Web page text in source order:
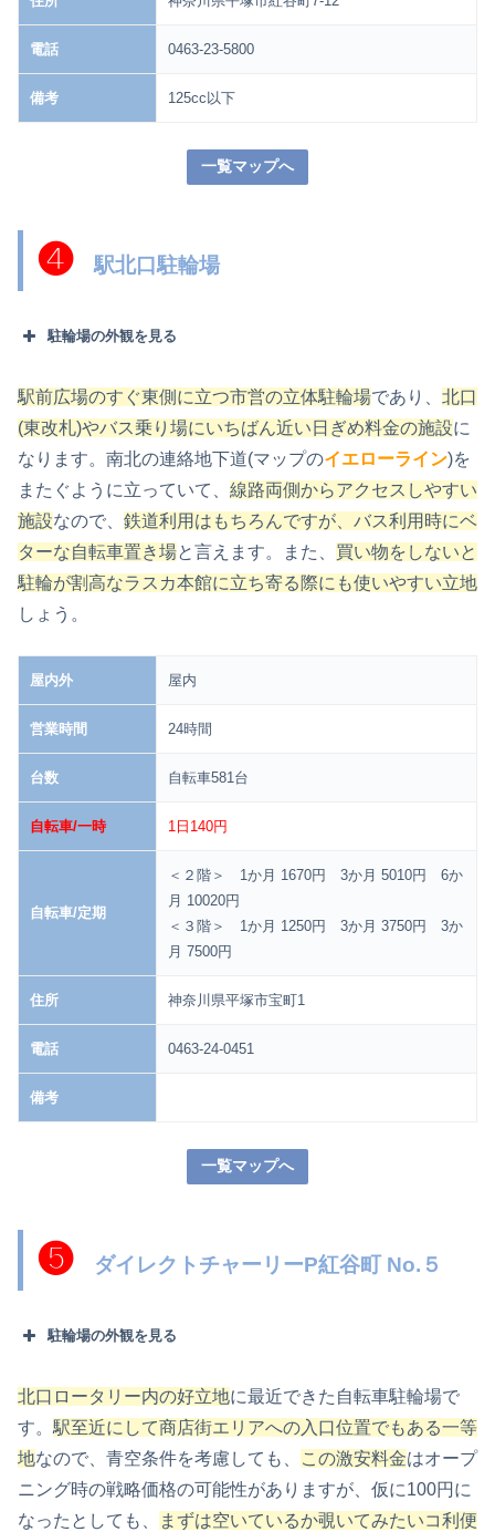
電話 0463-23-5800
備考 125cc以下
一覧マップへ
❹駅北口駐輪場
駐輪場の外観を見る
駅前広場のすぐ東側に立つ市営の立体駐輪場であり、 北口
(東改札)やバス乗り場にいちばん近い日ぎめ料金の施設に
なります。南北の連絡地下道(マップのイエローライン)を
またぐように立っていて、 線路両側からアクセスしやすい
施設なので、 鉄道利用はもちろんですが、バス利用時にベ
ターな自転車置き場と言えます。また、 買い物をしないと
駐輪が割高なラスカ本館に立ち寄る際にも使いやすい立地
しょう。
屋内外 屋内
営業時間 24時間
台数 自転車581台
自転車/一時 1日140円
自転車/定期
＜２階＞ 1か月 1670円 3か月 5010円 6か
月 10020円
＜３階＞ 1か月 1250円 3か月 3750円 3か
月 7500円
住所 神奈川県平塚市宝町1
電話 0463-24-0451
備考
一覧マップへ
❺ダイレクトチャーリーP紅谷町 No.５
駐輪場の外観を見る
北口ロータリー内の好立地に最近できた自転車駐輪場で
す。駅至近にして商店街エリアへの入口位置でもある一等
地なので、青空条件を考慮しても、 この激安料金はオープ
ニング時の戦略価格の可能性がありますが、仮に100円に
なったとしても、
まずは空いているか覗いてみたいコ利便